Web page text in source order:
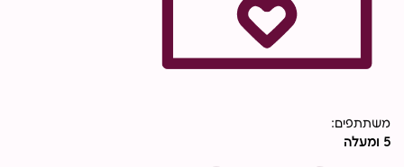
משתתפים:
5 ומעלה